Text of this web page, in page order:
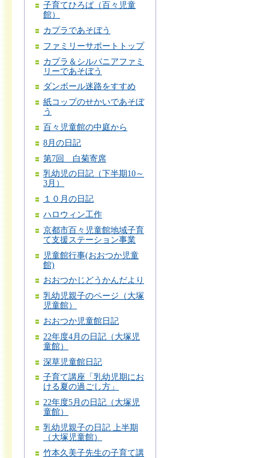
子育てひろば（百々児童
館）
カプラであそぼう
ファミリーサポートトップ
カプラ＆シルバニアファミ
リーであそぼう
ダンボール迷路をすすめ
紙コップのせかいであそぼ
う
百々児童館の中庭から
8月の日記
第7回 白菊寄席
乳幼児の日記（下半期10～
3月）
１０月の日記
ハロウィン工作
京都市百々児童館地域子育
て支援ステーション事業
児童館行事(おおつか児童
館)
おおつかじどうかんだより
乳幼児親子のページ（大塚
児童館）
おおつか児童館日記
22年度4月の日記（大塚児
童館）
深草児童館日記
子育て講座「乳幼児期にお
ける夏の過ごし方」
22年度5月の日記（大塚児
童館）
乳幼児親子の日記 上半期
（大塚児童館）
竹本久美子先生の子育て講